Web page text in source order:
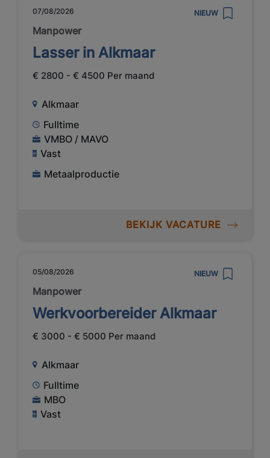
07/08/2026 NIEUW
Manpower
Lasser in Alkmaar
€ 2800 - € 4500 Per maand
Alkmaar
Fulltime
VMBO / MAVO
Vast
Metaalproductie
BEKIJK VACATURE
05/08/2026 NIEUW
Manpower
Werkvoorbereider Alkmaar
€ 3000 - € 5000 Per maand
Alkmaar
Fulltime
MBO
Vast